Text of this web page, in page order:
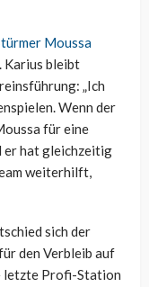
Moussa
Karius bleibt
„Ich
Wenn der
für eine
er hat gleichzeitig
weiterhilft,
sich der
den Verbleib auf
letzte Profi-Station